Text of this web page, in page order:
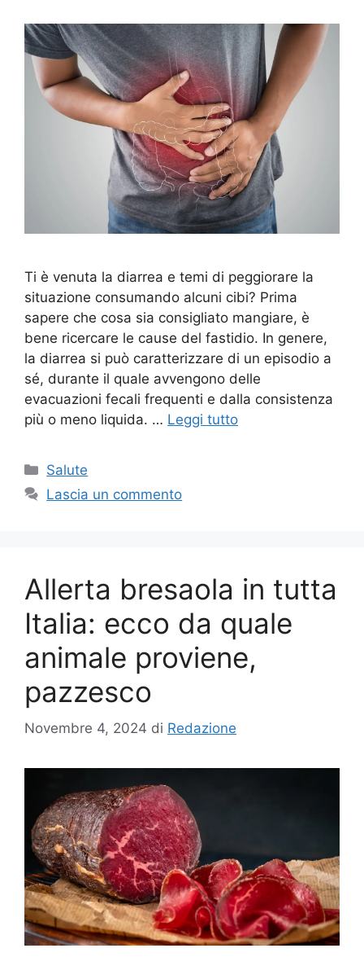
Ti è venuta la diarrea e temi di peggiorare la
situazione consumando alcuni cibi? Prima
sapere che cosa sia consigliato mangiare, è
bene ricercare le cause del fastidio. In genere,
la diarrea si può caratterizzare di un episodio a
sé, durante il quale avvengono delle
evacuazioni fecali frequenti e dalla consistenza
più o meno liquida. … Leggi tutto
Categorie
Salute
Lascia un commento
Allerta bresaola in tutta
Italia: ecco da quale
animale proviene,
pazzesco
Novembre 4, 2024 di Redazione